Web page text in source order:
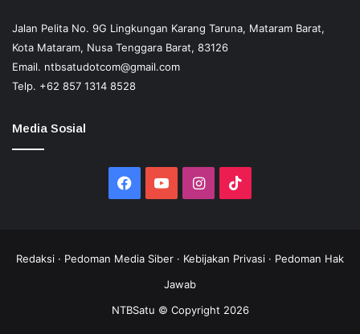
Jalan Pelita No. 9G Lingkungan Karang Taruna, Mataram Barat,
Kota Mataram, Nusa Tenggara Barat, 83126
Email. ntbsatudotcom@gmail.com
Telp. +62 857 1314 8528
Media Sosial
Facebook
YouTubeInstagram
Redaksi · Pedoman Media Siber · Kebijakan Privasi · Pedoman Hak
Jawab
NTBSatu © Copyright 2026